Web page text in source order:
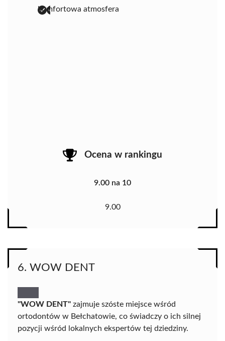
komfortowa atmosfera
Ocena w rankingu
9.00 na 10
9.00
6. WOW DENT
"WOW DENT" zajmuje szóste miejsce wśród
ortodontów w Bełchatowie, co świadczy o ich silnej
pozycji wśród lokalnych ekspertów tej dziedziny.